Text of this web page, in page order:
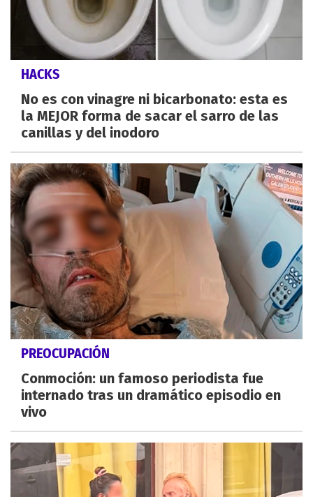
HACKS
No es con vinagre ni bicarbonato: esta es
la MEJOR forma de sacar el sarro de las
canillas y del inodoro
PREOCUPACIÓN
Conmoción: un famoso periodista fue
internado tras un dramático episodio en
vivo